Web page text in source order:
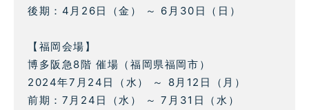
後期：4月26日（金） ～ 6月30日（日）
【福岡会場】
博多阪急8階 催場（福岡県福岡市）
2024年7月24日（水） ～ 8月12日（月）
前期：7月24日（水） ～ 7月31日（水）